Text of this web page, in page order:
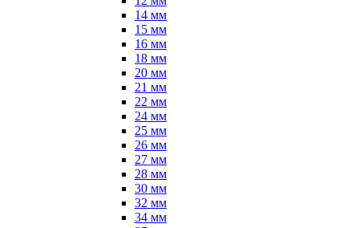
14 мм
15 мм
16 мм
18 мм
20 мм
21 мм
22 мм
24 мм
25 мм
26 мм
27 мм
28 мм
30 мм
32 мм
34 мм